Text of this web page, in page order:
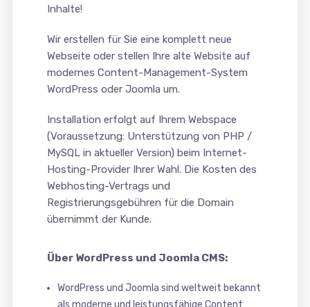
Inhalte!
Wir erstellen für Sie eine komplett neue
Webseite oder stellen Ihre alte Website auf
modernes Content-Management-System
WordPress oder Joomla um.
Installation erfolgt auf Ihrem Webspace
(Voraussetzung: Unterstützung von PHP /
MySQL in aktueller Version) beim Internet-
Hosting-Provider Ihrer Wahl. Die Kosten des
Webhosting-Vertrags und
Registrierungsgebühren für die Domain
übernimmt der Kunde.
Über WordPress und Joomla CMS:
WordPress und Joomla sind weltweit bekannt